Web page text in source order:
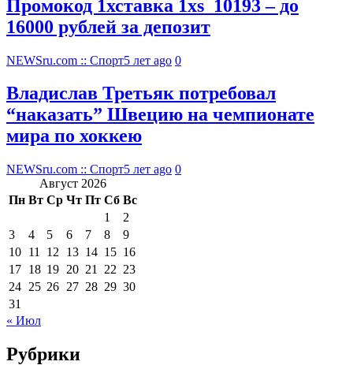
Промокод 1хставка 1xs_10193 – до
16000 рублей за депозит
NEWSru.com :: Спорт5 лет ago 0
Владислав Третьяк потребовал
“наказать” Швецию на чемпионате
мира по хоккею
NEWSru.com :: Спорт5 лет ago 0
Август 2026
Пн Вт Ср Чт Пт Сб Вс
1
2
3
4 5 6 7 8
9
10 11 12 13 14 15 16
17 18 19 20 21 22 23
24 25 26 27 28 29 30
31
« Июл
Рубрики